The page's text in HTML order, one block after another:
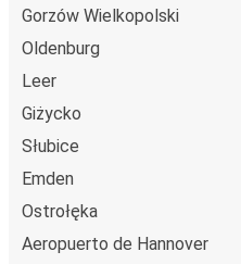
Gorzów Wielkopolski
Oldenburg
Leer
Giżycko
Słubice
Emden
Ostrołęka
Aeropuerto de Hannover